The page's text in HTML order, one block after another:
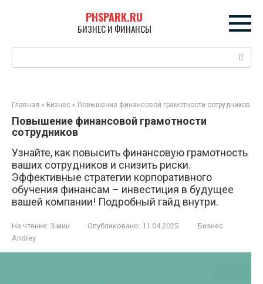
PHSPARK.RU
БИЗНЕС И ФИНАНСЫ
Поиск:
Главная » Бизнес » Повышение финансовой грамотности сотрудников
Повышение финансовой грамотности
сотрудников
Узнайте, как повысить финансовую грамотность
ваших сотрудников и снизить риски.
Эффективные стратегии корпоративного
обучения финансам – инвестиция в будущее
вашей компании! Подробный гайд внутри.
На чтение: 3 мин Опубликовано: 11.04.2025
Бизнес
Andrey